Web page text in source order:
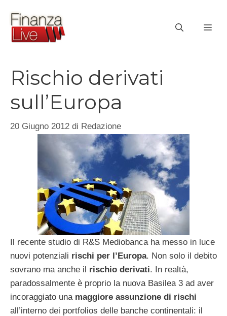
contenuto
Rischio derivati
sull’Europa
20 Giugno 2012 di Redazione
Il recente studio di R&S Mediobanca ha messo in luce
nuovi potenziali rischi per l’Europa. Non solo il debito
sovrano ma anche il rischio derivati. In realtà,
paradossalmente è proprio la nuova Basilea 3 ad aver
incoraggiato una maggiore assunzione di rischi
all’interno dei portfolios delle banche continentali: il